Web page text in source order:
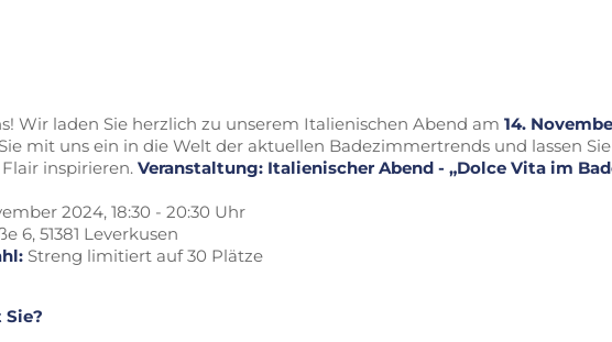
Wir laden Sie herzlich zu unserem Italienischen Abend am 14.
mit uns ein in die Welt der aktuellen Badezimmertrends und lassen
inspirieren. Veranstaltung: Italienischer Abend - „Dolce Vita im
2024, 18:30 - 20:30 Uhr
6, 51381 Leverkusen
Streng limitiert auf 30 Plätze
Sie?